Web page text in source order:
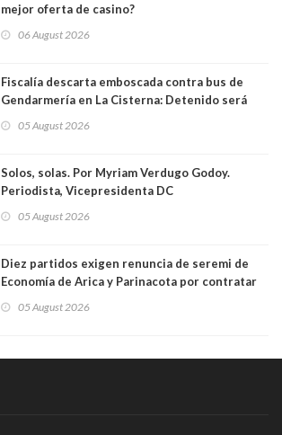
mejor oferta de casino?
06 August 2026
Fiscalía descarta emboscada contra bus de
Gendarmería en La Cisterna: Detenido será
05 August 2026
Solos, solas. Por Myriam Verdugo Godoy.
Periodista, Vicepresidenta DC
05 August 2026
Diez partidos exigen renuncia de seremi de
Economía de Arica y Parinacota por contratar
una militante de RN, detenida con 47 kilos de
05 August 2026